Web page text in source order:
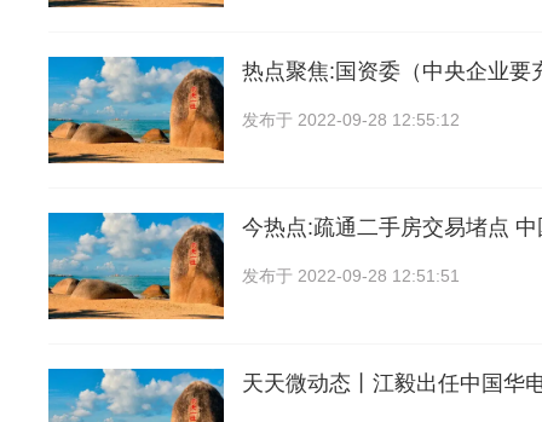
热点聚焦:国资委（中央企业要
发布于 2022-09-28 12:55:12
今热点:疏通二手房交易堵点
发布于 2022-09-28 12:51:51
天天微动态丨江毅出任中国华